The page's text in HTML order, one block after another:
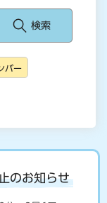
バー
のお知らせ